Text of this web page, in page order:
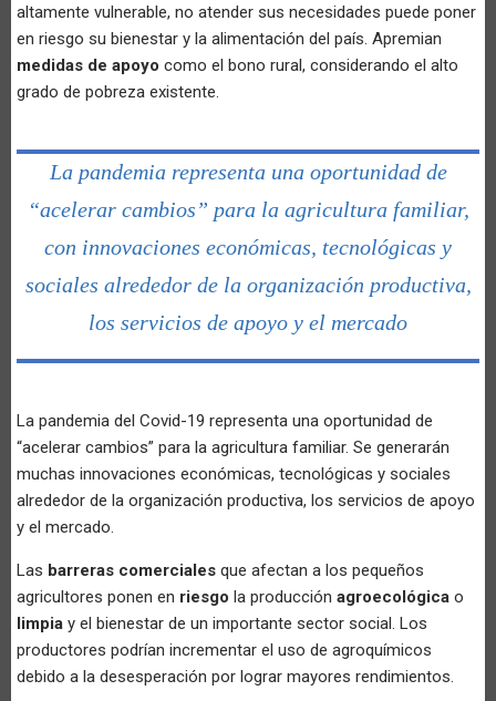
altamente vulnerable, no atender sus necesidades puede poner
en riesgo su bienestar y la alimentación del país. Apremian
medidas de apoyo como el bono rural, considerando el alto
grado de pobreza existente.
La pandemia representa una oportunidad de
“acelerar cambios” para la agricultura familiar,
con innovaciones económicas, tecnológicas y
sociales alrededor de la organización productiva,
los servicios de apoyo y el mercado
La pandemia del Covid-19 representa una oportunidad de
“acelerar cambios” para la agricultura familiar. Se generarán
muchas innovaciones económicas, tecnológicas y sociales
alrededor de la organización productiva, los servicios de apoyo
y el mercado.
Las barreras comerciales que afectan a los pequeños
agricultores ponen en riesgo la producción agroecológica o
limpia y el bienestar de un importante sector social. Los
productores podrían incrementar el uso de agroquímicos
debido a la desesperación por lograr mayores rendimientos.